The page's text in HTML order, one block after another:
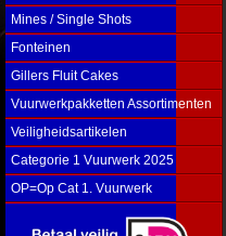
Mines / Single Shots
Fonteinen
Gillers Fluit Cakes
Vuurwerkpakketten Assortimenten
Veiligheidsartikelen
Categorie 1 Vuurwerk 2025
OP=Op Cat 1. Vuurwerk